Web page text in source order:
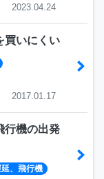
2023.04.24
買いにくい
2017.01.17
行機の出発
、飛行機